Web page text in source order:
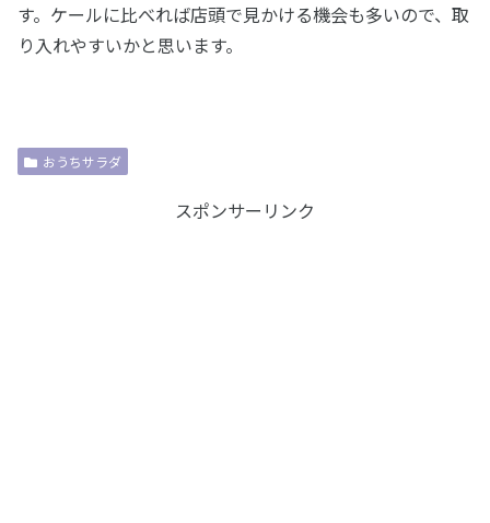
す。ケールに比べれば店頭で見かける機会も多いので、取
り入れやすいかと思います。
おうちサラダ
スポンサーリンク